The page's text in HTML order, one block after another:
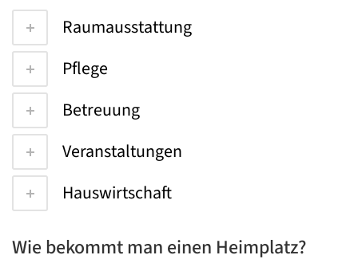
Raumausstattung
Pflege
Betreuung
Veranstaltungen
Hauswirtschaft
Wie bekommt man einen Heimplatz?